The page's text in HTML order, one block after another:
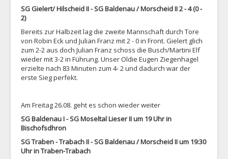
SG Gielert/ Hilscheid II - SG Baldenau / Morscheid II 2 - 4 (0 -
2)
Bereits zur Halbzeit lag die zweite Mannschaft durch Tore
von Robin Eck und Julian Franz mit 2 - 0 in Front. Gielert glich
zum 2-2 aus doch Julian Franz schoss die Busch/Martini Elf
wieder mit 3-2 in Führung. Unser Oldie Eugen Ziegenhagel
erzielte nach 83 Minuten zum 4- 2 und dadurch war der
erste Sieg perfekt.
Am Freitag 26.08. geht es schon wieder weiter
SG Baldenau I - SG Moseltal Lieser II um 19 Uhr in
Bischofsdhron
SG Traben - Trabach II - SG Baldenau / Morscheid II um 19:30
Uhr in Traben-Trabach